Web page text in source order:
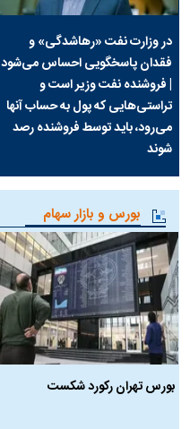
در وزارت نفت «رهاشدگی» و
فقدان پاسخگویی احساس می‌شود
| فروشنده نفت وزیر است و
تراستی‌هایی که پول به حساب آنها
می‌رود، باید توسط فروشنده رصد
شوند
بورس و بازار سهام
بورس تهران رکورد شکست